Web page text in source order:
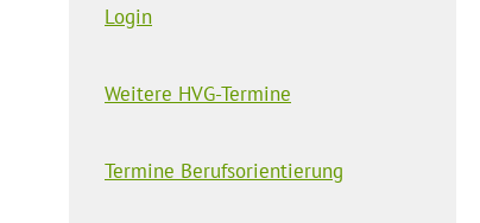
Login
Weitere HVG-Termine
Termine Berufsorientierung